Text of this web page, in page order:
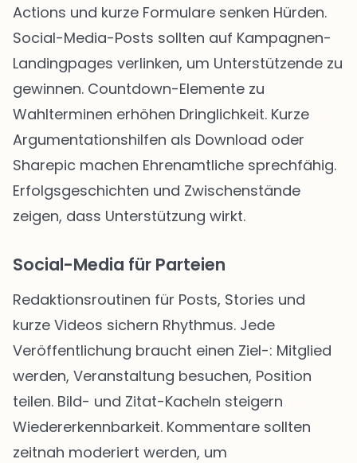
Actions und kurze Formulare senken Hürden.
Social-Media-Posts sollten auf Kampagnen-
Landingpages verlinken, um Unterstützende zu
gewinnen. Countdown-Elemente zu
Wahlterminen erhöhen Dringlichkeit. Kurze
Argumentationshilfen als Download oder
Sharepic machen Ehrenamtliche sprechfähig.
Erfolgsgeschichten und Zwischenstände
zeigen, dass Unterstützung wirkt.
Social-Media für Parteien
Redaktionsroutinen für Posts, Stories und
kurze Videos sichern Rhythmus. Jede
Veröffentlichung braucht einen Ziel-: Mitglied
werden, Veranstaltung besuchen, Position
teilen. Bild- und Zitat-Kacheln steigern
Wiedererkennbarkeit. Kommentare sollten
zeitnah moderiert werden, um